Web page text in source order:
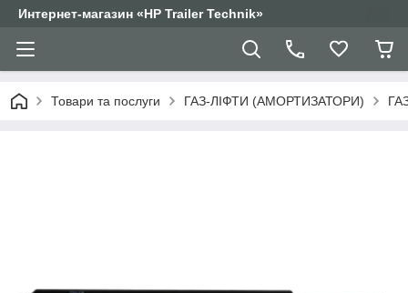
Интернет-магазин «HP Trailer Technik»
Товари та послуги ГАЗ-ЛІФТИ (АМОРТИЗАТОРИ)